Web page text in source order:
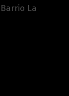
La